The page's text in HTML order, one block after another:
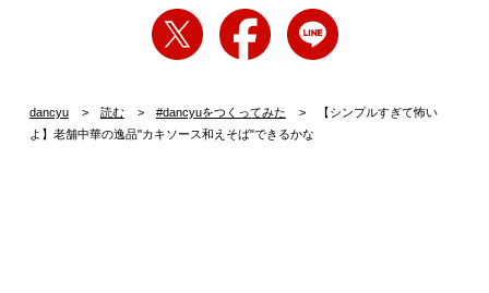
dancyu 読む #dancyuをつくってみた
【シンプルすぎて怖い
よ】老舗中華の逸品"カキソース和えそば"できるかな